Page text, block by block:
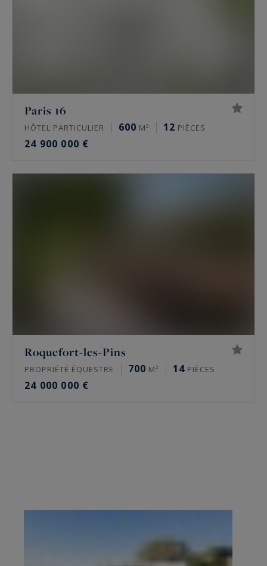
Paris 16
HÔTEL PARTICULIER 600 M² 12 PIÈCES
24 900 000 €
Roquefort-les-Pins
PROPRIÉTÉ ÉQUESTRE 700 M² 14 PIÈCES
24 000 000 €